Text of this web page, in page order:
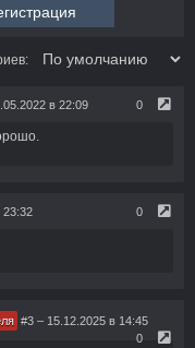
в 22:09 0
23:32 0
#3 – 15.12.2025 в 14:45
0